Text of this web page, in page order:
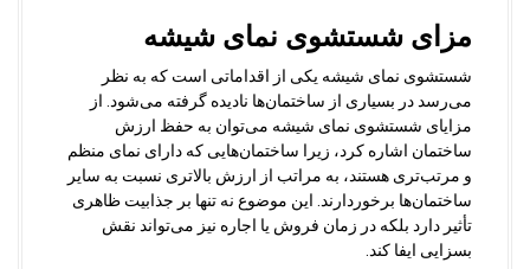
مزای شستشوی نمای شیشه
شستشوی نمای شیشه یکی از اقداماتی است که به نظر
می‌رسد در بسیاری از ساختمان‌ها نادیده گرفته می‌شود. از
مزایای شستشوی نمای شیشه می‌توان به حفظ ارزش
ساختمان اشاره کرد، زیرا ساختمان‌هایی که دارای نمای منظم
و مرتب‌تری هستند، به مراتب از ارزش بالاتری نسبت به سایر
ساختمان‌ها برخوردارند. این موضوع نه تنها بر جذابیت ظاهری
تأثیر دارد بلکه در زمان فروش یا اجاره نیز می‌تواند نقش
بسزایی ایفا کند.